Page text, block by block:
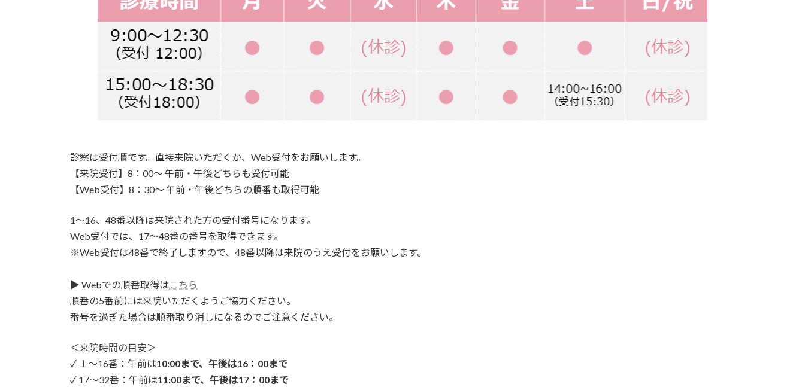
診察は受付順です。直接来院いただくか、Web受付をお願いします。
【来院受付】8：00～ 午前・午後どちらも受付可能
【Web受付】8：30～ 午前・午後どちらの順番も取得可能
1～16、48番以降は来院された方の受付番号になります。
Web受付では、17～48番の番号を取得できます。
※Web受付は48番で終了しますので、48番以降は来院のうえ受付をお願いします。
▶ Webでの順番取得は こちら
順番の5番前には来院いただくようご協力ください。
番号を過ぎた場合は順番取り消しになるのでご注意ください。
＜来院時間の目安＞
✓ １～16番：午前は10:00まで、午後は16：00まで
✓ 17～32番：午前は11:00まで、午後は17：00まで